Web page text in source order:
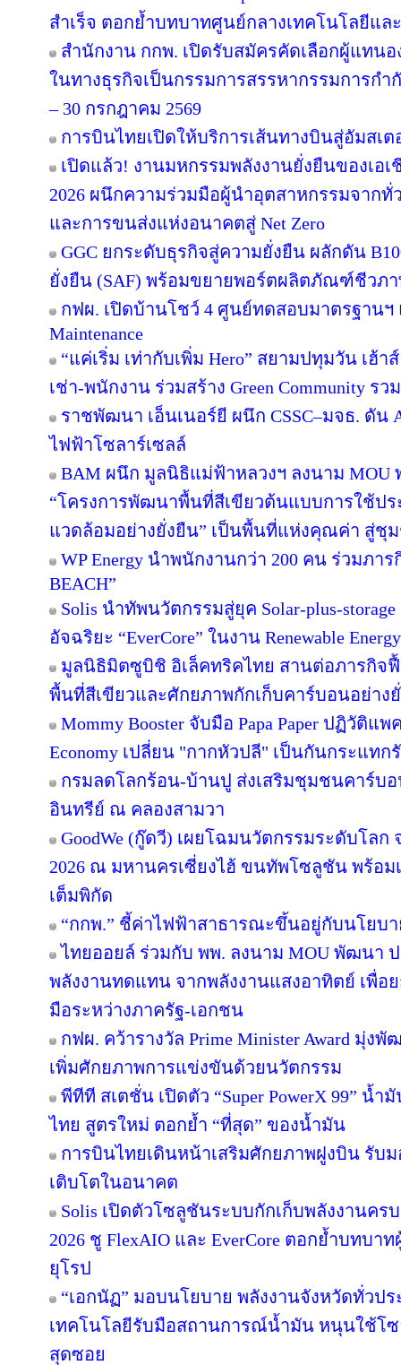
สำเร็จ ตอกย้ำบทบาทศูนย์กลางเทคโนโลยีแ
สำนักงาน กกพ. เปิดรับสมัครคัดเลือกผู้แทน
ในทางธุรกิจเป็นกรรมการสรรหากรรมการกำ
– 30 กรกฎาคม 2569
การบินไทยเปิดให้บริการเส้นทางบินสู่อัมสเต
เปิดแล้ว! งานมหกรรมพลังงานยั่งยืนของเอเชี
2026 ผนึกความร่วมมือผู้นำอุตสาหกรรมจาก
และการขนส่งแห่งอนาคตสู่ Net Zero
GGC ยกระดับธุรกิจสู่ความยั่งยืน ผลักดัน
ยั่งยืน (SAF) พร้อมขยายพอร์ตผลิตภัณฑ์ชีวภา
กฟผ. เปิดบ้านโชว์ 4 ศูนย์ทดสอบมาตรฐานฯ
Maintenance
“แค่เริ่ม เท่ากับเพิ่ม Hero” สยามปทุมวัน เฮ้าส์
เช่า-พนักงาน ร่วมสร้าง Green Community ร
ราชพัฒนา เอ็นเนอร์ยี ผนึก CSSC–มจธ. ดัน
ไฟฟ้าโซลาร์เซลล์
BAM ผนึก มูลนิธิแม่ฟ้าหลวงฯ ลงนาม MOU
“โครงการพัฒนาพื้นที่สีเขียวต้นแบบการใช้ป
แวดล้อมอย่างยั่งยืน” เป็นพื้นที่แห่งคุณค่า สู่ชุ
WP Energy นำพนักงานกว่า 200 คน ร่วมภาร
BEACH”
Solis นำทัพนวัตกรรมสู่ยุค Solar-plus-
อัจฉริยะ “EverCore” ในงาน Renewable
มูลนิธิมิตซูบิชิ อิเล็คทริคไทย สานต่อภารกิ
พื้นที่สีเขียวและศักยภาพกักเก็บคาร์บอนอย่าง
Mommy Booster จับมือ Papa Paper ปฏิวัติแ
Economy เปลี่ยน "กากหัวปลี" เป็นกันกระแทก
กรมลดโลกร้อน-บ้านปู ส่งเสริมชุมชนคาร์บ
อินทรีย์ ณ คลองสามวา
GoodWe (กู๊ดวี) เผยโฉมนวัตกรรมระดับโลก
2026 ณ มหานครเซี่ยงไฮ้ ขนทัพโซลูชัน พร้อ
เต็มพิกัด
“กกพ.” ชี้ค่าไฟฟ้าสาธารณะขึ้นอยู่กับนโยบา
ไทยออยล์ ร่วมกับ พพ. ลงนาม MOU พัฒนา
พลังงานทดแทน จากพลังงานแสงอาทิตย์ เพื่อ
มือระหว่างภาครัฐ-เอกชน
กฟผ. คว้ารางวัล Prime Minister Award มุ่ง
เพิ่มศักยภาพการแข่งขันด้วยนวัตกรรม
พีทีที สเตชั่น เปิดตัว “Super PowerX 99” น้
ไทย สูตรใหม่ ตอกย้ำ “ที่สุด” ของน้ำมัน
การบินไทยเดินหน้าเสริมศักยภาพฝูงบิน รับม
เติบโตในอนาคต
Solis เปิดตัวโซลูชันระบบกักเก็บพลังงานครบ
2026 ชู FlexAIO และ EverCore ตอกย้ำบทบา
ยุโรป
“เอกนัฏ” มอบนโยบาย พลังงานจังหวัดทั่ว
เทคโนโลยีรับมือสถานการณ์น้ำมัน หนุนใช้โซ
สุดซอย